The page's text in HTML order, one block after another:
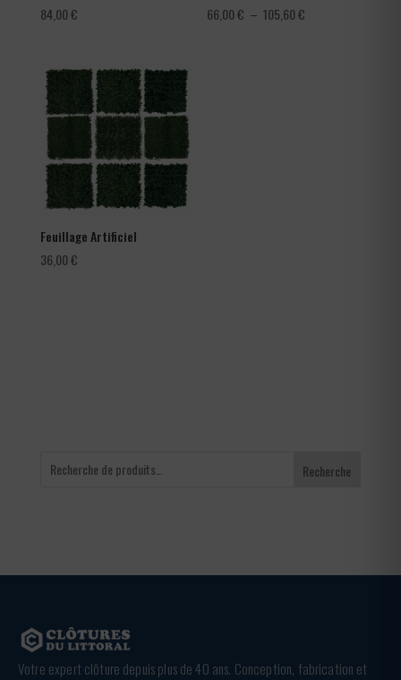
84,00€
66,00€ – 105,60€
Feuillage Artificiel
36,00€
Recherche
Votre expert clôture depuis plus de 40 ans. Conception, fabrication et